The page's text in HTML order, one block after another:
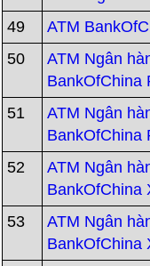
49
ATM
50
ATM Ngân
BankOfChina
51
ATM Ngân
BankOfChina
52
ATM Ngân
BankOfChina
53
ATM Ngân
BankOfChina